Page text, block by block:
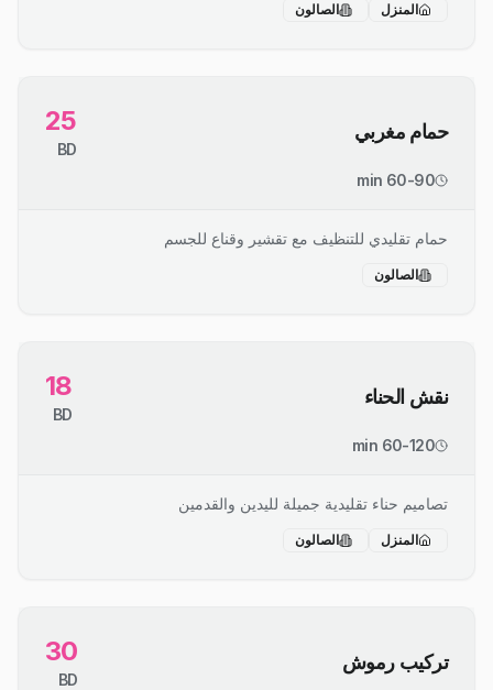
المنزل الصالون
حمام مغربي 25
BD
60-90 min
حمام تقليدي للتنظيف مع تقشير وقناع للجسم
الصالون
نقش الحناء 18
BD
60-120 min
تصاميم حناء تقليدية جميلة لليدين والقدمين
المنزل الصالون
تركيب رموش 30
BD